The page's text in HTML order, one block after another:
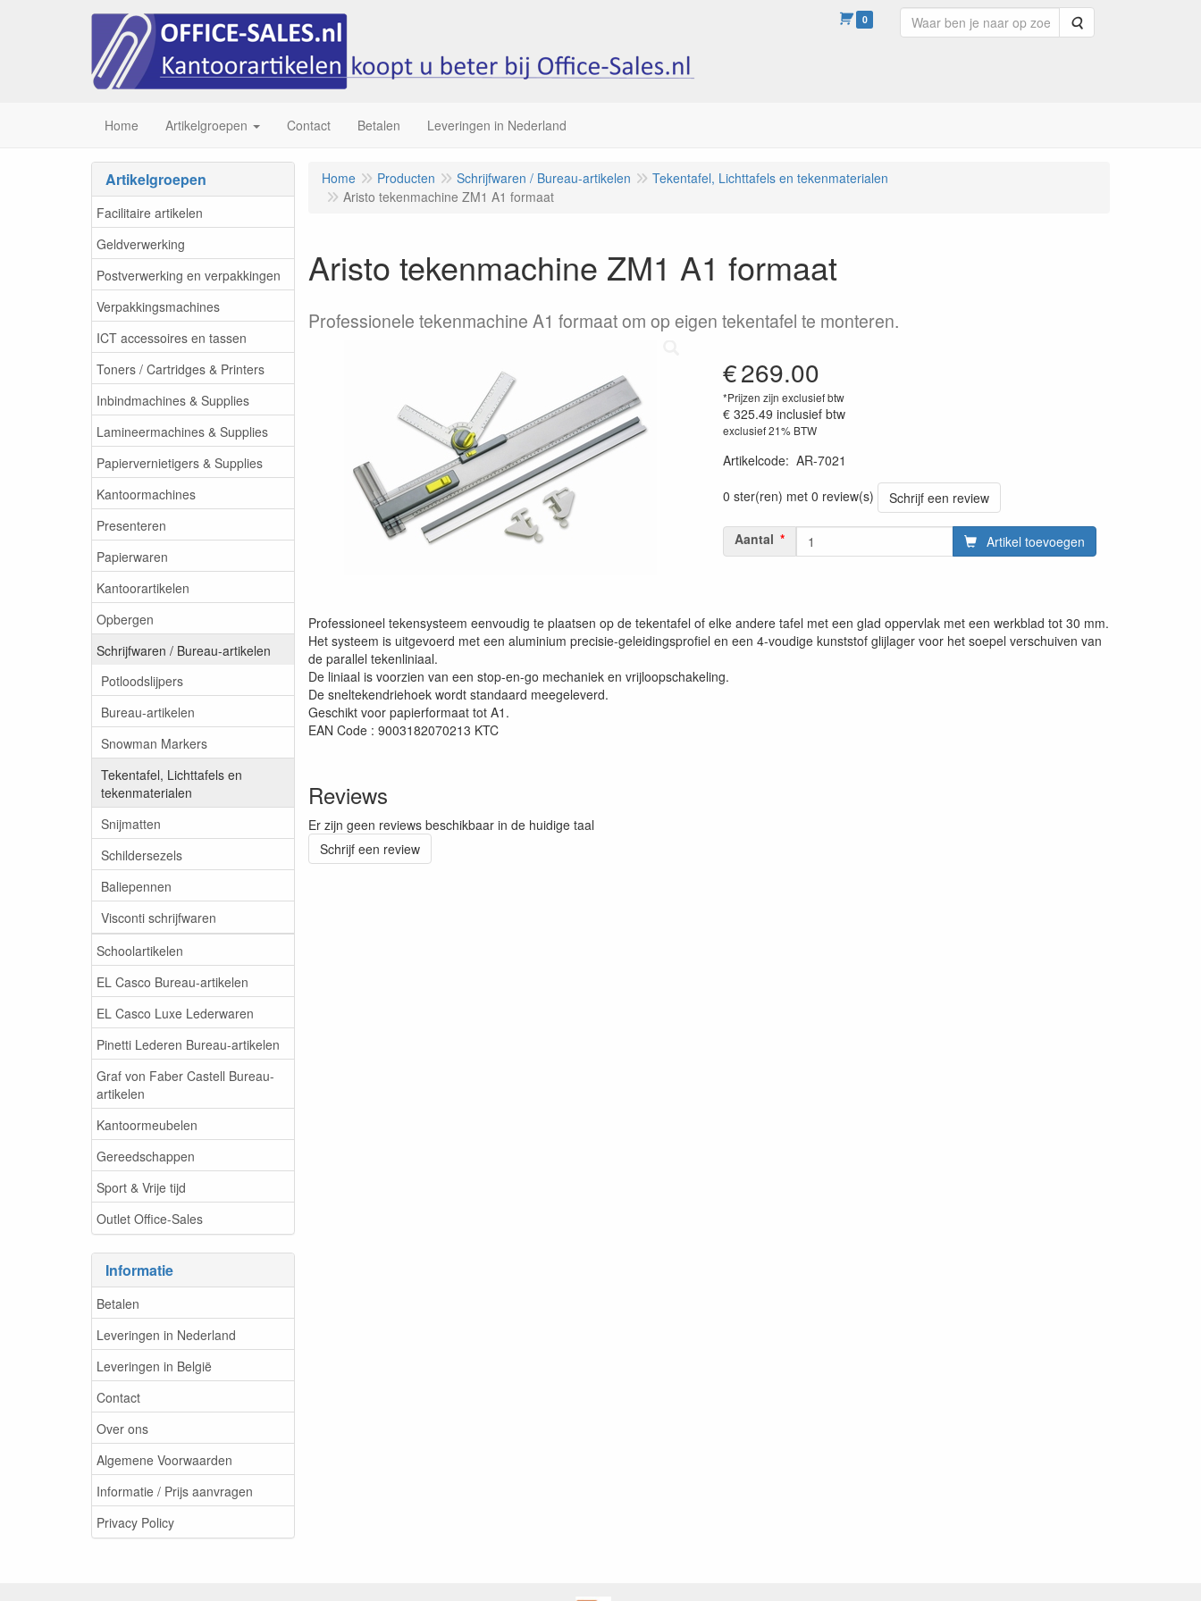
0 Zoeken
Home Artikelgroepen Contact Betalen Leveringen in Nederland
Artikelgroepen
Facilitaire artikelen
Geldverwerking
Postverwerking en verpakkingen
Verpakkingsmachines
ICT accessoires en tassen
Toners / Cartridges & Printers
Inbindmachines & Supplies
Lamineermachines & Supplies
Papiervernietigers & Supplies
Kantoormachines
Presenteren
Papierwaren
Kantoorartikelen
Opbergen
Schrijfwaren / Bureau-artikelen
Potloodslijpers
Bureau-artikelen
Snowman Markers
Tekentafel, Lichttafels en
tekenmaterialen
Snijmatten
Schildersezels
Baliepennen
Visconti schrijfwaren
Schoolartikelen
EL Casco Bureau-artikelen
EL Casco Luxe Lederwaren
Pinetti Lederen Bureau-artikelen
Graf von Faber Castell Bureau-
artikelen
Kantoormeubelen
Gereedschappen
Sport & Vrije tijd
Outlet Office-Sales
Informatie
Betalen
Leveringen in Nederland
Leveringen in België
Contact
Over ons
Algemene Voorwaarden
Informatie / Prijs aanvragen
Privacy Policy
Home Producten Schrijfwaren / Bureau-artikelen
Tekentafel, Lichttafels en tekenmaterialen
Aristo tekenmachine ZM1 A1 formaat
Aristo tekenmachine ZM1 A1 formaat
Professionele tekenmachine A1 formaat om op eigen tekentafel te monteren.
€269.00
*Prijzen zijn exclusief btw
€ 325.49 inclusief btw
exclusief 21% BTW
Artikelcode: AR-7021
0 ster(ren) met 0 review(s)
Schrijf een review
Aantal Artikel toevoegen
Professioneel tekensysteem eenvoudig te plaatsen op de tekentafel of elke andere tafel met een glad oppervlak met een werkblad tot 30 mm.
Het systeem is uitgevoerd met een aluminium precisie-geleidingsprofiel en een 4-voudige kunststof glijlager voor het soepel verschuiven van
de parallel tekenliniaal.
De liniaal is voorzien van een stop-en-go mechaniek en vrijloopschakeling.
De sneltekendriehoek wordt standaard meegeleverd.
Geschikt voor papierformaat tot A1.
EAN Code : 9003182070213 KTC
Reviews
Er zijn geen reviews beschikbaar in de huidige taal
Schrijf een review